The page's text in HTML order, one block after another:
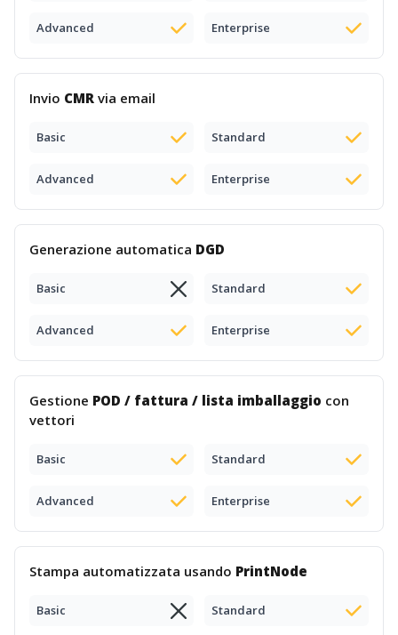
Advanced Enterprise
Invio CMR via email
Basic Standard
Advanced Enterprise
Generazione automatica DGD
Basic Standard
Advanced Enterprise
Gestione POD / fattura / lista imballaggio con
vettori
Basic Standard
Advanced Enterprise
Stampa automatizzata usando PrintNode
Basic Standard